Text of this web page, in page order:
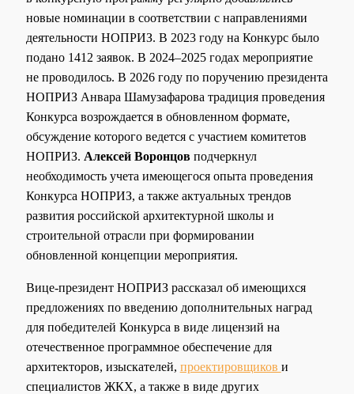
новые номинации в соответствии с направлениями
деятельности НОПРИЗ. В 2023 году на Конкурс было
подано 1412 заявок. В 2024–2025 годах мероприятие
не проводилось. В 2026 году по поручению президента
НОПРИЗ Анвара Шамузафарова традиция проведения
Конкурса возрождается в обновленном формате,
обсуждение которого ведется с участием комитетов
НОПРИЗ. Алексей Воронцовподчеркнул
необходимость учета имеющегося опыта проведения
Конкурса НОПРИЗ, а также актуальных трендов
развития российской архитектурной школы и
строительной отрасли при формировании
обновленной концепции мероприятия.
Вице-президент НОПРИЗ рассказал об имеющихся
предложениях по введению дополнительных наград
для победителей Конкурса в виде лицензий на
отечественное программное обеспечение для
архитекторов, изыскателей, проектировщиков и
специалистов ЖКХ, а также в виде других